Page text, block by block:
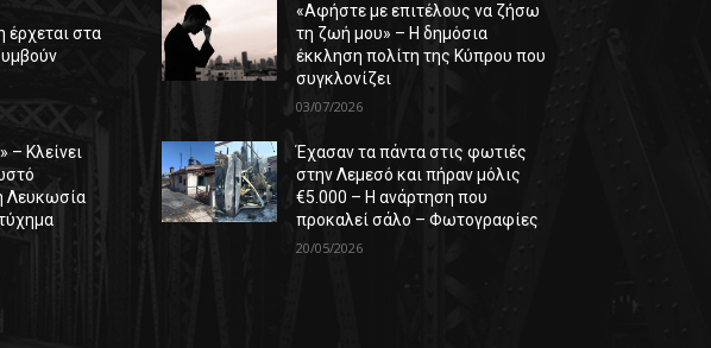
έρχεται στα
– Κλείνει
Λευκωσία
«Αφήστε με επιτέλους να ζήσω
τη ζωή μου» – Η δημόσια
έκκληση πολίτη της Κύπρου που
συγκλονίζει
03/07/2026
Έχασαν τα πάντα στις φωτιές
στην Λεμεσό και πήραν μόλις
€5.000 – Η ανάρτηση που
προκαλεί σάλο – Φωτογραφίες
20/05/2026